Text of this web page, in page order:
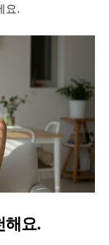
요.
해요.